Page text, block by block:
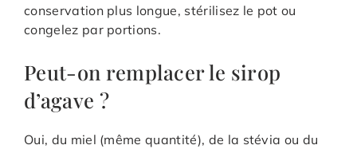
conservation plus longue, stérilisez le pot ou
congelez par portions.
Peut-on remplacer le sirop
d’agave ?
Oui, du miel (même quantité), de la stévia ou du